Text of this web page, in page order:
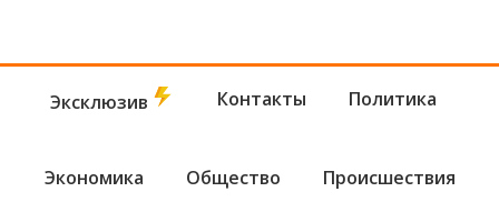
Эксклюзив Контакты Политика
Экономика Общество Происшествия